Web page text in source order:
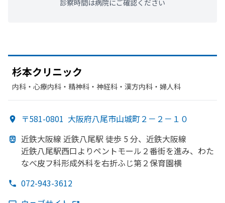
診察時間は病院にご確認ください
杉本クリニック
内科・​心療内科・​精神科・神経科・​漢方内科・​婦人科
〒581-0801 大阪府八尾市山城町２－２－１０
近鉄大阪線 近鉄八尾駅 徒歩 5 分、 近鉄大阪線
近鉄八尾駅西口よりペントモール２番街を進み、 わた
なべ皮フ科形成外科を右折ふじ第２保育園横
072-943-3612